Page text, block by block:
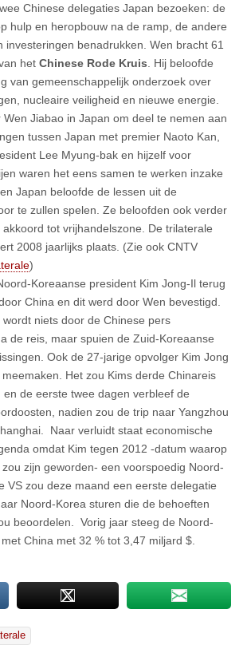
Chinese delegaties Japan bezoeken: de
hulp en heropbouw na de ramp, de andere
investeringen benadrukken. Wen bracht 61
het Chinese Rode Kruis . Hij beloofde
van gemeenschappelijk onderzoek over
nucleaire veiligheid en nieuwe energie.
Wen Jiabao in Japan om deel te nemen aan
tussen Japan met premier Naoto Kan,
Lee Myung-bak en hijzelf voor
waren het eens samen te werken inzake
Japan beloofde de lessen uit de
te zullen spelen. Ze beloofden ook verder
tot vrijhandelszone. De trilaterale
2008 jaarlijks plaats. (Zie ook CNTV
)
Koreaanse president Kim Jong-Il terug
China en dit werd door Wen bevestigd.
niets door de Chinese pers
de reis, maar spuien de Zuid-Koreaanse
Ook de 27-jarige opvolger Kim Jong
Het zou Kims derde Chinareis
de eerste twee dagen verbleef de
nadien zou de trip naar Yangzhou
Naar verluidt staat economische
omdat Kim tegen 2012 -datum waarop
zijn geworden- een voorspoedig Noord-
VS zou deze maand een eerste delegatie
Noord-Korea sturen die de behoeften
beoordelen. Vorig jaar steeg de Noord-
China met 32 % tot 3,47 miljard $.